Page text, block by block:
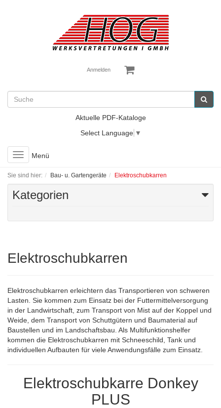
Anmelden
Aktuelle PDF-Kataloge
Select Language ▼
Toggle
navigation
Menü
Sie sind hier: Bau- u. Gartengeräte Elektroschubkarren
Kategorien
Elektroschubkarren
Elektroschubkarren erleichtern das Transportieren von schweren
Lasten. Sie kommen zum Einsatz bei der Futtermittelversorgung
in der Landwirtschaft, zum Transport von Mist auf der Koppel und
Weide, dem Transport von Schuttgütern und Baumaterial auf
Baustellen und im Landschaftsbau. Als Multifunktionshelfer
kommen die Elektroschubkarren mit Schneeschild, Tank und
individuellen Aufbauten für viele Anwendungsfälle zum Einsatz.
Elektroschubkarre Donkey
PLUS